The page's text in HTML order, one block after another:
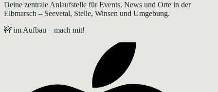
Deine zentrale Anlaufstelle für Events, News und Orte in der
Elbmarsch – Seevetal, Stelle, Winsen und Umgebung.
🚧 im Aufbau – mach mit!